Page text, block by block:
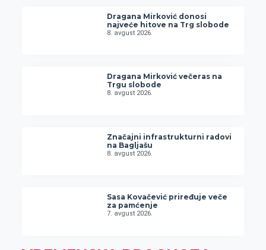
Dragana Mirković donosi
najveće hitove na Trg slobode
8. avgust 2026.
Dragana Mirković večeras na
Trgu slobode
8. avgust 2026.
Značajni infrastrukturni radovi
na Bagljašu
8. avgust 2026.
Sasa Kovačević priređuje veče
za pamćenje
7. avgust 2026.